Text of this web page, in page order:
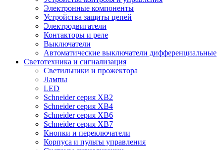
Электронные компоненты
Устройства защиты цепей
Электродвигатели
Контакторы и реле
Выключатели
Автоматические выключатели дифференциальные
Светотехника и сигнализация
Светильники и прожектора
Лампы
LED
Schneider серия XB2
Schneider серия XB4
Schneider серия XB6
Schneider серия XB7
Кнопки и переключатели
Корпуса и пульты управления